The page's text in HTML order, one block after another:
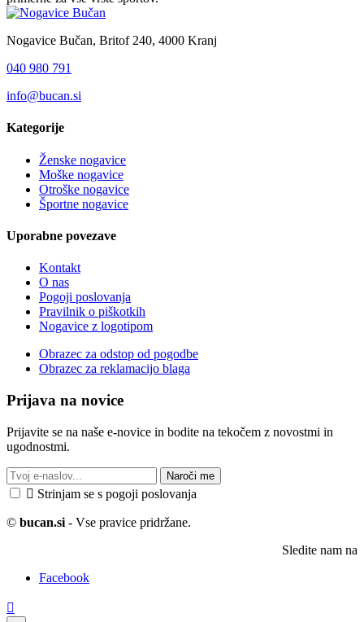
Nogavice Bučan, Britof 240, 4000 Kranj
040 980 791
info@bucan.si
Kategorije
Ženske nogavice
Moške nogavice
Otroške nogavice
Športne nogavice
Uporabne povezave
Kontakt
O nas
Pogoji poslovanja
Pravilnik o piškotkih
Nogavice z logotipom
Obrazec za odstop od pogodbe
Obrazec za reklamacijo blaga
Prijava na novice
Prijavite se na naše e-novice in bodite na tekočem z novostmi in
ugodnostmi.
Naroči me
 Strinjam se s pogoji poslovanja
© bucan.si - Vse pravice pridržane.
Sledite nam na
Facebook
